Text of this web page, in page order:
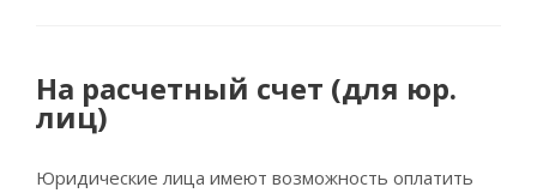
На расчетный счет (для юр.
лиц)
Юридические лица имеют возможность оплатить